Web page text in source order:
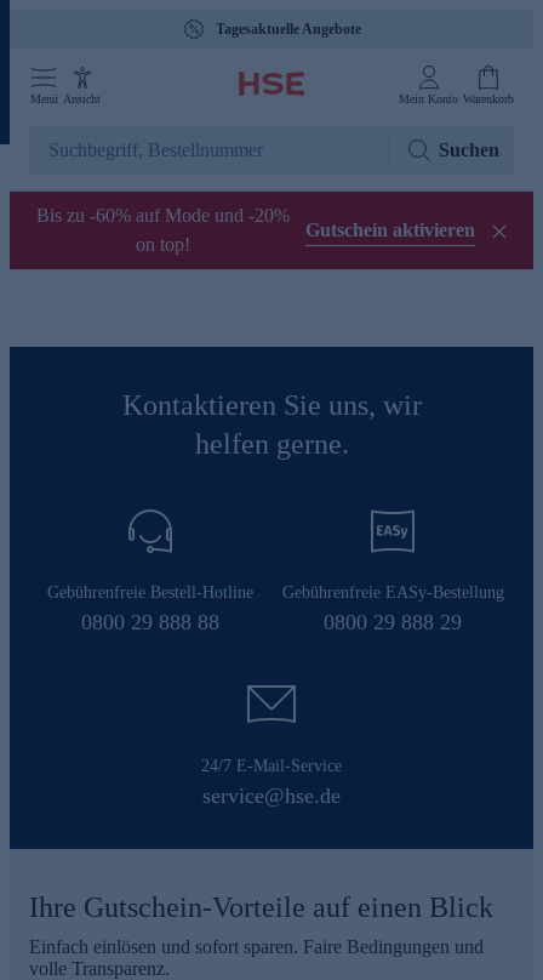
Tagesaktuelle Angebote
Menü Ansicht Mein Konto Warenkorb
Suchen
Bis zu -60% auf Mode und -20%
on top!
Gutschein aktivieren
Kontaktieren Sie uns, wir
helfen gerne.
Gebührenfreie Bestell-Hotline
0800 29 888 88
Gebührenfreie EASy-Bestellung
0800 29 888 29
24/7 E-Mail-Service
service@hse.de
Ihre Gutschein-Vorteile auf einen Blick
Einfach einlösen und sofort sparen. Faire Bedingungen und
volle Transparenz.